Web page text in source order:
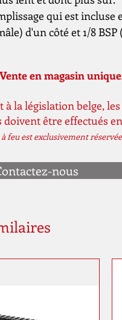
qui est incluse
d'un côté et 1/8
en magasin
la législation belge,
doivent être effectués
feu est exclusivement
nous